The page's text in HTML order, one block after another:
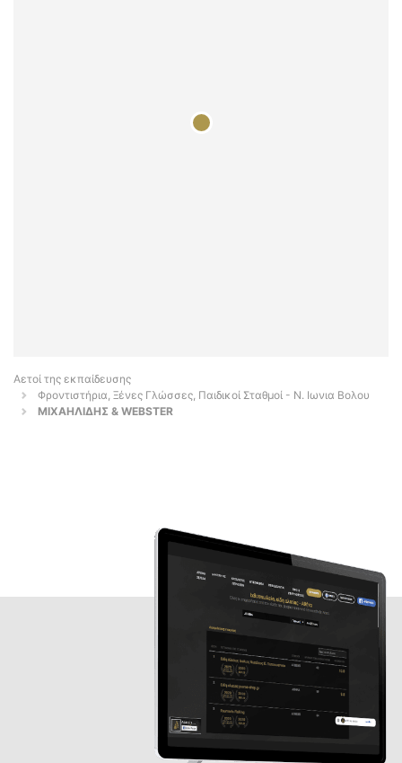
Αετοί της εκπαίδευσης
Φροντιστήρια, Ξένες Γλώσσες, Παιδικοί Σταθμοί - Ν. Ιωνια Βολου
ΜΙΧΑΗΛΙΔΗΣ & WEBSTER